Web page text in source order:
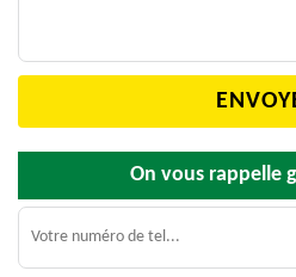
On vous rappelle